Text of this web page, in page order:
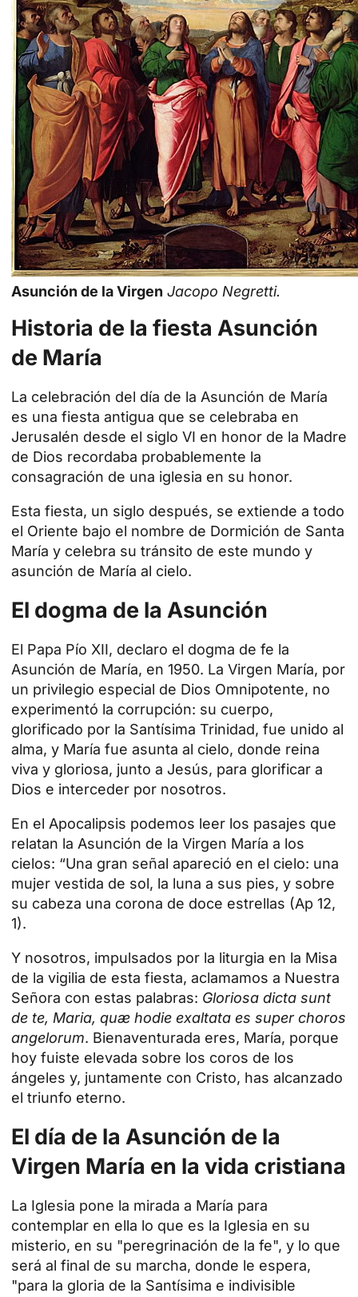
Asunción de la Virgen Jacopo Negretti.
Historia de la fiesta Asunción
de María
La celebración del día de la Asunción de María
es una fiesta antigua que se celebraba en
Jerusalén desde el siglo VI en honor de la Madre
de Dios recordaba probablemente la
consagración de una iglesia en su honor.
Esta fiesta, un siglo después, se extiende a todo
el Oriente bajo el nombre de Dormición de Santa
María y celebra su tránsito de este mundo y
asunción de María al cielo.
El dogma de la Asunción
El Papa Pío XII, declaro el dogma de fe la
Asunción de María, en 1950. La Virgen María, por
un privilegio especial de Dios Omnipotente, no
experimentó la corrupción: su cuerpo,
glorificado por la Santísima Trinidad, fue unido al
alma, y María fue asunta al cielo, donde reina
viva y gloriosa, junto a Jesús, para glorificar a
Dios e interceder por nosotros.
En el Apocalipsis podemos leer los pasajes que
relatan la Asunción de la Virgen María a los
cielos: “Una gran señal apareció en el cielo: una
mujer vestida de sol, la luna a sus pies, y sobre
su cabeza una corona de doce estrellas (Ap 12,
1).
Y nosotros, impulsados por la liturgia en la Misa
de la vigilia de esta fiesta, aclamamos a Nuestra
Señora con estas palabras: Gloriosa dicta sunt
de te, Maria, quæ hodie exaltata es super choros
angelorum. Bienaventurada eres, María, porque
hoy fuiste elevada sobre los coros de los
ángeles y, juntamente con Cristo, has alcanzado
el triunfo eterno.
El día de la Asunción de la
Virgen María en la vida cristiana
La Iglesia pone la mirada a María para
contemplar en ella lo que es la Iglesia en su
misterio, en su "peregrinación de la fe", y lo que
será al final de su marcha, donde le espera,
"para la gloria de la Santísima e indivisible